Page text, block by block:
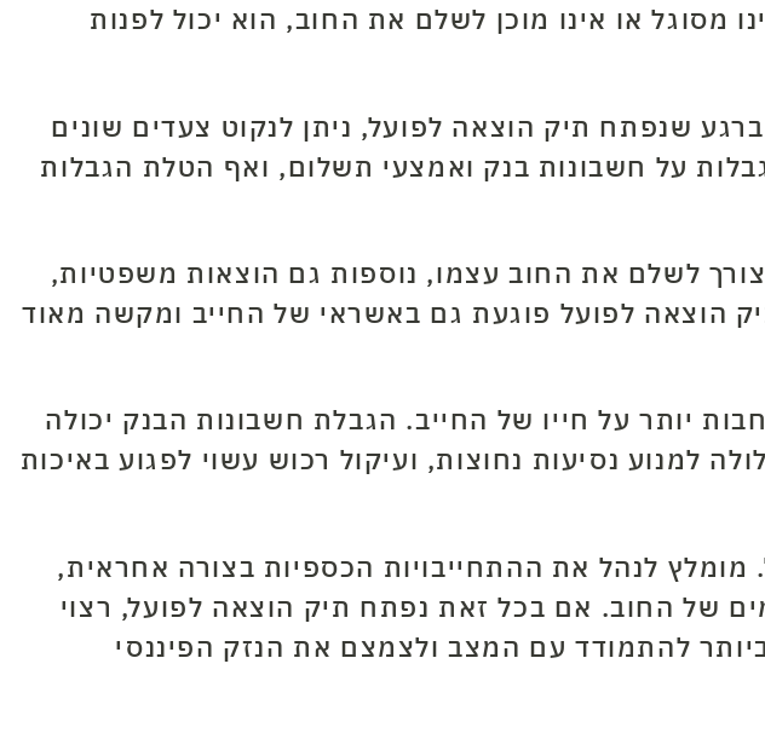
או אינו מוכן לשלם את החוב, הוא יכול לפנות
שנפתח תיק הוצאה לפועל, ניתן לנקוט צעדים שונים
על חשבונות בנק ואמצעי תשלום, ואף הטלת הגבלות
לשלם את החוב עצמו, נוספות גם הוצאות משפטיות,
הוצאה לפועל פוגעת גם באשראי של החייב ומקשה מאוד
יותר על חייו של החייב. הגבלת חשבונות הבנק יכולה
למנוע נסיעות נחוצות, ועיקול רכוש עשוי לפגוע באיכות
לנהל את ההתחייבויות הכספיות בצורה אחראית,
של החוב. אם בכל זאת נפתח תיק הוצאה לפועל, רצוי
להתמודד עם המצב ולצמצם את הנזק הפיננסי